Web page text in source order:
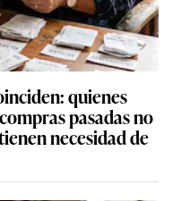
quienes
pasadas no
necesidad de